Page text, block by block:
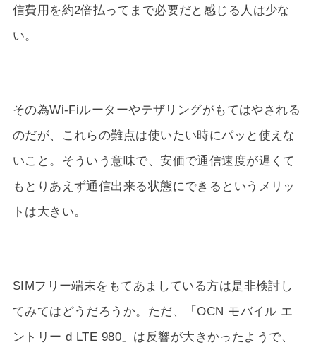
信費用を約2倍払ってまで必要だと感じる人は少な
い。
その為Wi-Fiルーターやテザリングがもてはやされる
のだが、これらの難点は使いたい時にパッと使えな
いこと。そういう意味で、安価で通信速度が遅くて
もとりあえず通信出来る状態にできるというメリッ
トは大きい。
SIMフリー端末をもてあましている方は是非検討し
てみてはどうだろうか。ただ、「OCN モバイル エ
ントリー d LTE 980」は反響が大きかったようで、